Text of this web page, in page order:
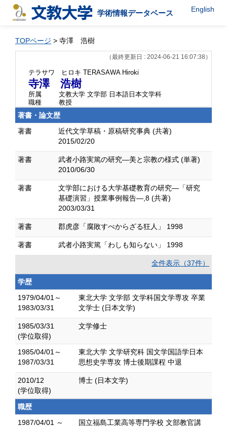
学術情報データベース English
TOPページ > 寺澤 浩樹
（最終更新日 : 2024-06-21 16:07:38）
テラサワ ヒロキ TERASAWA Hiroki
寺澤 浩樹
所属
文教大学 文学部 日本語日本文学科
職種
教授
著書・論文歴
著書
近代文学草稿・原稿研究事典 (共著)
2015/02/20
著書
武者小路実篤の研究―美と宗教の様式 (単著)
2010/06/30
著書
文学部における大学基礎教育の研究―「研究
基礎演習」授業事例報告―,8 (共著)
2003/03/31
著書 郡虎彦「腐敗すべからざる狂人」 1998
著書 武者小路実篤「わしも知らない」 1998
全件表示（37件）
学歴
1979/04/01～
1983/03/31
東北大学 文学部 文学科国文学専攻 卒業
文学士 (日本文学)
1985/03/31
(学位取得)
文学修士
1985/04/01～
1987/03/31
東北大学 文学研究科 国文学国語学日本
思想史学専攻 博士後期課程 中退
2010/12
(学位取得)
博士 (日本文学)
職歴
1987/04/01 ～
国立福島工業高等専門学校 文部教官講